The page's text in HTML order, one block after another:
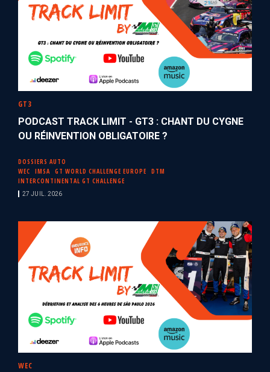
GT3
PODCAST TRACK LIMIT - GT3 : CHANT DU CYGNE
OU RÉINVENTION OBLIGATOIRE ?
DOSSIERS AUTO
WEC
IMSA GT WORLD CHALLENGE EUROPE
DTM
INTERCONTINENTAL GT CHALLENGE
27 JUIL. 2026
WEC